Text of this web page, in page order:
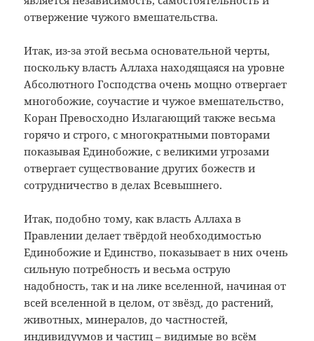
отвержение чужого вмешательства.
Итак, из-за этой весьма основательной черты,
поскольку власть Аллаха находящаяся на уровне
Абсолютного Господства очень мощно отвергает
многобожие, соучастие и чужое вмешательство,
Коран Превосходно Излагающий также весьма
горячо и строго, с многократными повторами
показывая Единобожие, с великими угрозами
отвергает существование других божеств и
сотрудничество в делах Всевышнего.
Итак, подобно тому, как власть Аллаха в
Правлении делает твёрдой необходимостью
Единобожие и Единство, показывает в них очень
сильную потребность и весьма острую
надобность, так и на лике вселенной, начиная от
всей вселенной в целом, от звёзд, до растений,
животных, минералов, до частностей,
индивидуумов и частиц – видимые во всём